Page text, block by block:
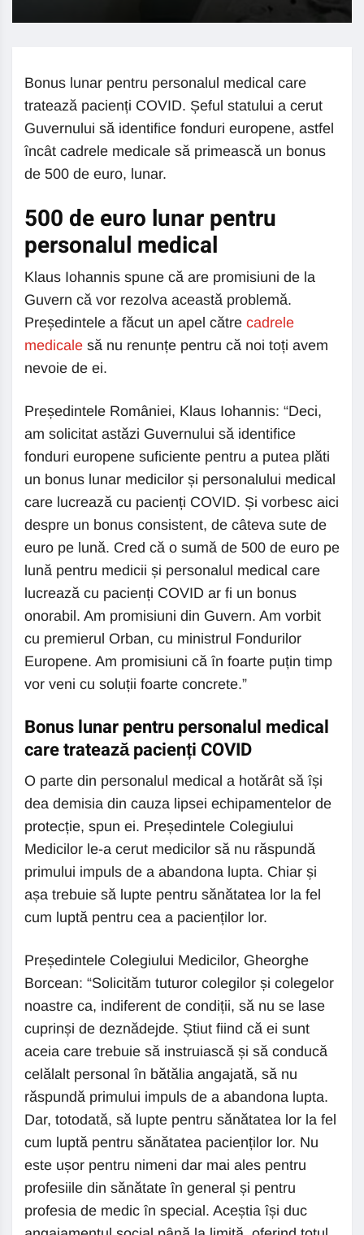
Bonus lunar pentru personalul medical care
tratează pacienți COVID. Șeful statului a cerut
Guvernului să identifice fonduri europene, astfel
încât cadrele medicale să primească un bonus
de 500 de euro, lunar.
500 de euro lunar pentru
personalul medical
Klaus Iohannis spune că are promisiuni de la
Guvern că vor rezolva această problemă.
Președintele a făcut un apel către cadrele
medicale să nu renunțe pentru că noi toți avem
nevoie de ei.
Președintele României, Klaus Iohannis: “Deci,
am solicitat astăzi Guvernului să identifice
fonduri europene suficiente pentru a putea plăti
un bonus lunar medicilor și personalului medical
care lucrează cu pacienți COVID. Și vorbesc aici
despre un bonus consistent, de câteva sute de
euro pe lună. Cred că o sumă de 500 de euro pe
lună pentru medicii și personalul medical care
lucrează cu pacienți COVID ar fi un bonus
onorabil. Am promisiuni din Guvern. Am vorbit
cu premierul Orban, cu ministrul Fondurilor
Europene. Am promisiuni că în foarte puțin timp
vor veni cu soluții foarte concrete.”
Bonus lunar pentru personalul medical
care tratează pacienți COVID
O parte din personalul medical a hotărât să își
dea demisia din cauza lipsei echipamentelor de
protecție, spun ei. Președintele Colegiului
Medicilor le-a cerut medicilor să nu răspundă
primului impuls de a abandona lupta. Chiar și
așa trebuie să lupte pentru sănătatea lor la fel
cum luptă pentru cea a pacienților lor.
Președintele Colegiului Medicilor, Gheorghe
Borcean: “Solicităm tuturor colegilor și colegelor
noastre ca, indiferent de condiții, să nu se lase
cuprinși de deznădejde. Știut fiind că ei sunt
aceia care trebuie să instruiască și să conducă
celălalt personal în bătălia angajată, să nu
răspundă primului impuls de a abandona lupta.
Dar, totodată, să lupte pentru sănătatea lor la fel
cum luptă pentru sănătatea pacienților lor. Nu
este ușor pentru nimeni dar mai ales pentru
profesiile din sănătate în general și pentru
profesia de medic în special. Aceștia își duc